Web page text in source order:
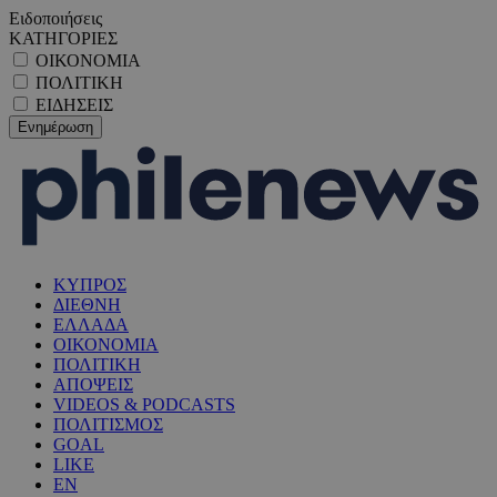
Ειδοποιήσεις
ΚΑΤΗΓΟΡΙΕΣ
ΟΙΚΟΝΟΜΙΑ
ΠΟΛΙΤΙΚΗ
ΕΙΔΗΣΕΙΣ
ΚΥΠΡΟΣ
ΔΙΕΘΝΗ
ΕΛΛΑΔΑ
ΟΙΚΟΝΟΜΙΑ
ΠΟΛΙΤΙΚΗ
ΑΠΟΨΕΙΣ
VIDEOS & PODCASTS
ΠΟΛΙΤΙΣΜΟΣ
GOAL
LIKE
EN